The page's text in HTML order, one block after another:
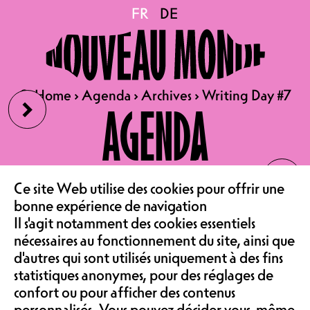
›
‹
FR DE
🔍Home›Agenda ›Archives›Writing Day #7
AGENDA
LE CAFÉ
ASSOCIATION &
FR DE
🔍Home›Agenda ›Archives›Writing Day #7
Writing Day #7
UN JOUR DANS L’ANNÉE LE
27 SEPTEMBRE
Le Writing Day 7 se tiendra le
mercredi 27 septembre 2023. Vous
pourrez rédigez vos textes dans
différents lieux inspirants tels que
le Nouveau Monde, la BCU, MEMO
ou la librairie Albert le Grand.
Durant toute la journée le comité
d’Histoires d’Ici ainsi que des
bénévoles seront présent·e·s au café
pour échanger avec vous et
recueillir vos textes afin de les
déposer aux archives de la BCU.
Ce site Web utilise des cookies pour offrir une
bonne expérience de navigation
Il s'agit notamment des cookies essentiels
nécessaires au fonctionnement du site, ainsi que
d'autres qui sont utilisés uniquement à des fins
statistiques anonymes, pour des réglages de
confort ou pour afficher des contenus